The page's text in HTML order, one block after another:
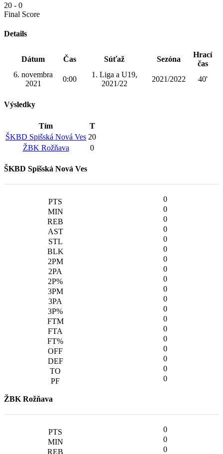
20 - 0
Final Score
Details
Dátum Čas Súťaž Sezóna
Hrací
čas
6. novembra
2021
0:00
1. Liga a U19,
2021/22
2021/2022 40'
Výsledky
Tím
T
ŠKBD Spišská Nová Ves 20
ŽBK Rožňava
0
ŠKBD Spišská Nová Ves
0
0
0
0
0
0
0
0
0
0
0
0
0
0
0
0
0
0
0
ŽBK Rožňava
0
0
0